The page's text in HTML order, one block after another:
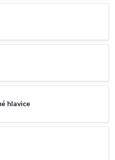
hlavice